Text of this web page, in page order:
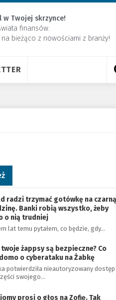
w Twojej skrzynce!
finansów.
na bieżąco z nowościami z branży!
radzi trzymać gotówkę na czarną
Banki robią wszystko, żeby
o nią trudniej
lat temu pytałem, co będzie, gdy…
twoje żappsy są bezpieczne? Co
o cyberataku na Żabkę
potwierdziła nieautoryzowany dostęp
swojego…
prosi o głos na Zofię. Tak